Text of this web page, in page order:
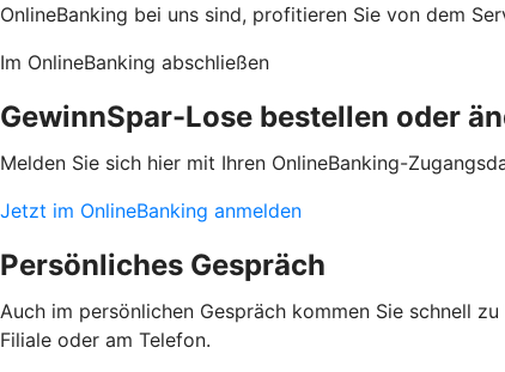
OnlineBanking bei uns sind, profitieren Sie von dem
Im OnlineBanking abschließen
GewinnSpar-Lose bestellen oder
Melden Sie sich hier mit Ihren OnlineBanking-
Jetzt im OnlineBanking anmelden
Persönliches Gespräch
Auch im persönlichen Gespräch kommen Sie schnell
Filiale oder am Telefon.